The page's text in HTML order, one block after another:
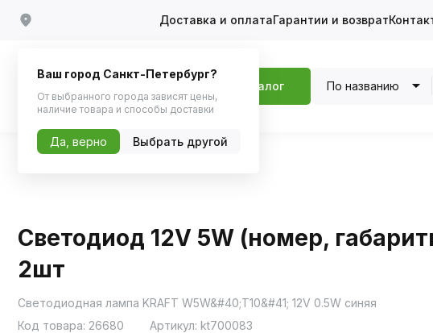
Доставка и оплатаГарантии и возврат
Каталог По названию
Светодиод 12V 5W (номер,
2шт
Светодиодная лампа KRAFT W5W&#40;T10&#41; 12V 0.5W синяя
Код товара: 26680 Артикул: kt700083
Ваш город Санкт-Петербург?
От выбранного города зависят цены,
наличие товара и способы доставки
Да, верно Выбрать другой